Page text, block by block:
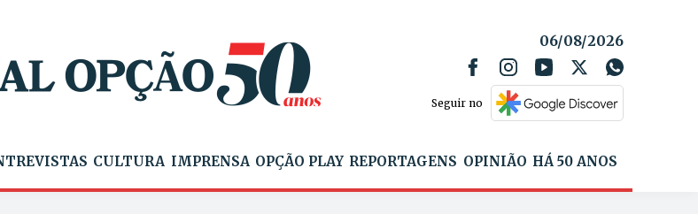
06/08/2026
Seguir no
CULTURA IMPRENSA OPÇÃO PLAY REPORTAGENS OPINIÃO HÁ 50 ANOS